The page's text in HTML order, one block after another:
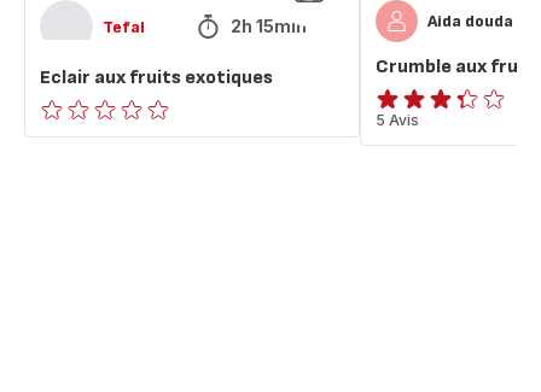
Tefal 2h 15min
Eclair aux fruits exotiques
ratings.0
Aida douda
Crumble aux
ratings.3.3
5 Avis